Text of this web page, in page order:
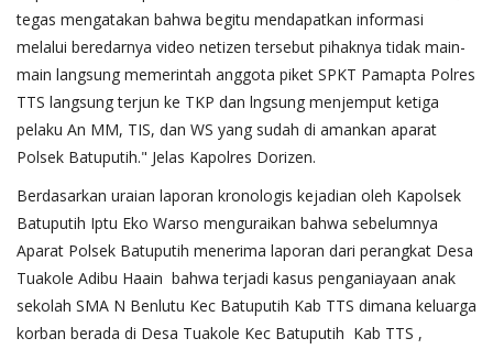
tegas mengatakan bahwa begitu mendapatkan informasi
melalui beredarnya video netizen tersebut pihaknya tidak main-
main langsung memerintah anggota piket SPKT Pamapta Polres
TTS langsung terjun ke TKP dan lngsung menjemput ketiga
pelaku An MM, TIS, dan WS yang sudah di amankan aparat
Polsek Batuputih." Jelas Kapolres Dorizen.
Berdasarkan uraian laporan kronologis kejadian oleh Kapolsek
Batuputih Iptu Eko Warso menguraikan bahwa sebelumnya
Aparat Polsek Batuputih menerima laporan dari perangkat Desa
Tuakole Adibu Haain bahwa terjadi kasus penganiayaan anak
sekolah SMA N Benlutu Kec Batuputih Kab TTS dimana keluarga
korban berada di Desa Tuakole Kec Batuputih Kab TTS ,